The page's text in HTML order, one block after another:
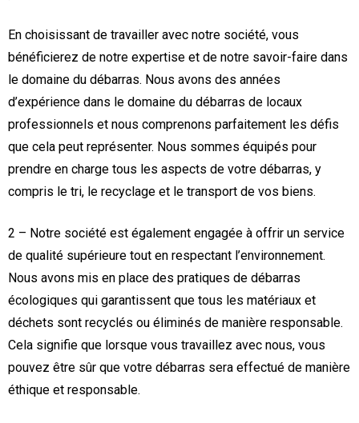
En choisissant de travailler avec notre société, vous
bénéficierez de notre expertise et de notre savoir-faire dans
le domaine du débarras. Nous avons des années
d’expérience dans le domaine du débarras de locaux
professionnels et nous comprenons parfaitement les défis
que cela peut représenter. Nous sommes équipés pour
prendre en charge tous les aspects de votre débarras, y
compris le tri, le recyclage et le transport de vos biens.
2 – Notre société est également engagée à offrir un service
de qualité supérieure tout en respectant l’environnement.
Nous avons mis en place des pratiques de débarras
écologiques qui garantissent que tous les matériaux et
déchets sont recyclés ou éliminés de manière responsable.
Cela signifie que lorsque vous travaillez avec nous, vous
pouvez être sûr que votre débarras sera effectué de manière
éthique et responsable.